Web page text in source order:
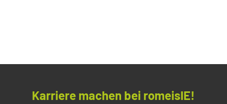
Karriere machen bei romeisIE!